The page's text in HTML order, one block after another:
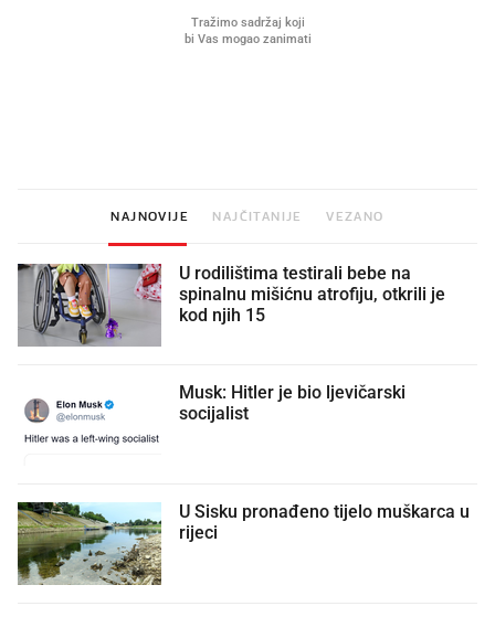
NAJNOVIJE NAJČITANIJE VEZANO
U rodilištima testirali bebe na
spinalnu mišićnu atrofiju, otkrili je
kod njih 15
Musk: Hitler je bio ljevičarski
socijalist
U Sisku pronađeno tijelo muškarca u
rijeci